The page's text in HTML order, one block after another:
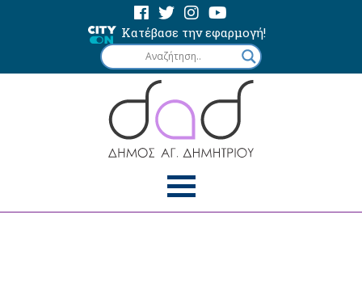
Κατέβασε την εφαρμογή!